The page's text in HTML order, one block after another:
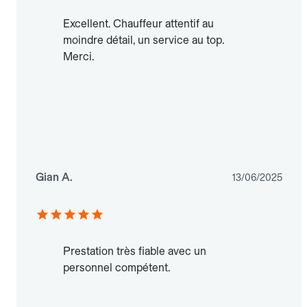
Excellent. Chauffeur attentif au
moindre détail, un service au top.
Merci.
Gian A. 13/06/2025
Prestation très fiable avec un
personnel compétent.